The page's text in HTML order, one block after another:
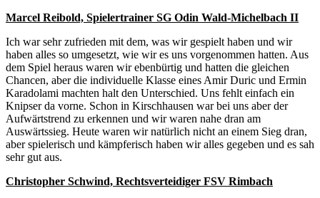
Marcel Reibold, Spielertrainer SG Odin Wald-Michelbach II
Ich war sehr zufrieden mit dem, was wir gespielt haben und wir
haben alles so umgesetzt, wie wir es uns vorgenommen hatten. Aus
dem Spiel heraus waren wir ebenbürtig und hatten die gleichen
Chancen, aber die individuelle Klasse eines Amir Duric und Ermin
Karadolami machten halt den Unterschied. Uns fehlt einfach ein
Knipser da vorne. Schon in Kirschhausen war bei uns aber der
Aufwärtstrend zu erkennen und wir waren nahe dran am
Auswärtssieg. Heute waren wir natürlich nicht an einem Sieg dran,
aber spielerisch und kämpferisch haben wir alles gegeben und es sah
sehr gut aus.
Christopher Schwind, Rechtsverteidiger FSV Rimbach